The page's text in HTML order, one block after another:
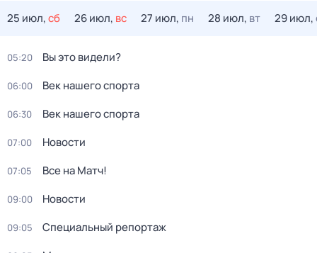
25 июл,сб 26 июл, вс 27 июл, пн 28 июл, вт 29 июл,
05:20 Вы это видели?
06:00 Век нашего спорта
06:30 Век нашего спорта
07:00 Новости
07:05 Все на Матч!
09:00 Новости
09:05 Специальный репортаж